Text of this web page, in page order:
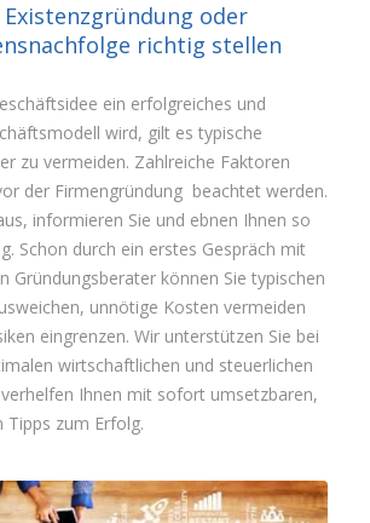
oder
richtig stellen
ein erfolgreiches und
wird, gilt es typische
zu vermeiden. Zahlreiche Faktoren
der Firmengründung beachtet werden.
informieren Sie und ebnen Ihnen so
Schon durch ein erstes Gespräch mit
Gründungsberater können Sie typischen
unnötige Kosten vermeiden
eingrenzen. Wir unterstützen Sie bei
wirtschaftlichen und steuerlichen
Ihnen mit sofort umsetzbaren,
Tipps zum Erfolg.